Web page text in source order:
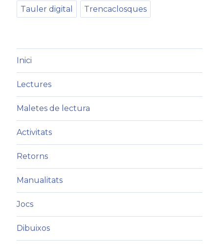
Tauler digital Trencaclosques
Inici
Lectures
Maletes de lectura
Activitats
Retorns
Manualitats
Jocs
Dibuixos